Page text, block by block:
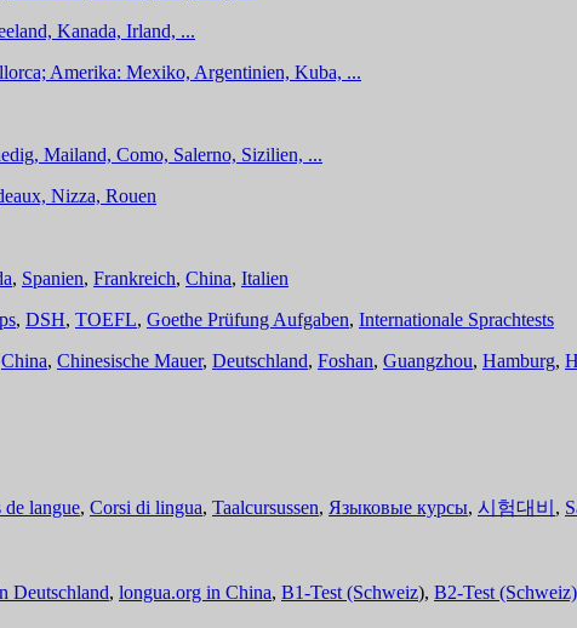
Kanada, Irland, ...
Amerika: Mexiko, Argentinien, Kuba, ...
Mailand, Como, Salerno, Sizilien, ...
Nizza, Rouen
, Spanien, Frankreich, China, Italien
, DSH, TOEFL, Goethe Prüfung Aufgaben, Internationale Sprachtests
China, Chinesische Mauer, Deutschland, Foshan, Guangzhou, Hamburg,
de langue, Corsi di lingua, Taalcursussen, Языковые курсы, 시험대비 ,
Deutschland, longua.org in China, B1-Test (Schweiz), B2-Test (Schweiz)